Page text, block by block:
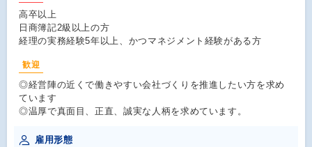
高卒以上
日商簿記2級以上の方
経理の実務経験5年以上、かつマネジメント経験がある方
歓迎
◎経営陣の近くで働きやすい会社づくりを推進したい方を求め
ています
◎温厚で真面目、正直、誠実な人柄を求めています。
雇用形態